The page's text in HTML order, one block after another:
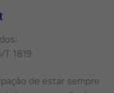
1819
de estar sempre